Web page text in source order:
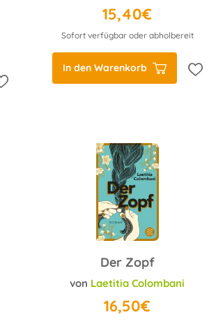
15,40€
Sofort verfügbar oder abholbereit
In den Warenkorb
Der Zopf
von Laetitia Colombani
16,50€